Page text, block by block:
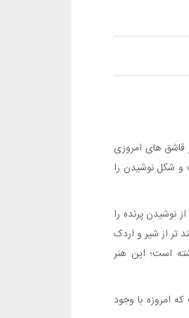
ﻫﺎﯼ ﺍﻣﺮﻭﺯﯼ
ﻭ ﺷﮑﻞ ﻧﻮﺷﯿﺪﻥ ﺭﺍ
ﭘﺮﻧﺪﻩ ﺭﺍ
ﺗﺮ ﺍﺯ ﺷﯿﺮ ﻭ ﺍﺭﺩﮎ
ﺍﺳﺖ؛ ﺍﯾﻦ ﻫﻨﺮ
ﺍﻣﺮﻭﺯﻩ ﺑﺎ ﻭﺟﻮﺩ